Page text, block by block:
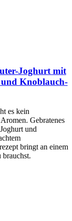
Joghurt mit
Knoblauch-
es kein
Gebratenes
und
bringt an einem
brauchst.